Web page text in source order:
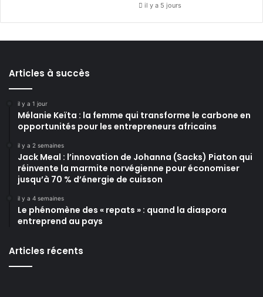
il y a 5 jours
Articles à succès
il y a 1 jour
Mélanie Keïta : la femme qui transforme le carbone en
opportunités pour les entrepreneurs africains
il y a 2 semaines
Jack Meal : l’innovation de Johanna (Sacks) Piaton qui
réinvente la marmite norvégienne pour économiser
jusqu’à 70 % d’énergie de cuisson
il y a 4 semaines
Le phénomène des « repats » : quand la diaspora
entreprend au pays
Articles récents